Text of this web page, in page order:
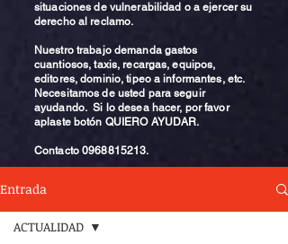
situaciones de vulnerabilidad o a ejercer su
derecho al reclamo.
Nuestro trabajo demanda gastos
cuantiosos, taxis, recargas, equipos,
editores, dominio, tipeo a informantes, etc.
Necesitamos de usted para seguir
ayudando. Si lo desea hacer, por favor
aplaste botón QUIERO AYUDAR.
Contacto0968815213.
Entrada
ACTUALIDAD